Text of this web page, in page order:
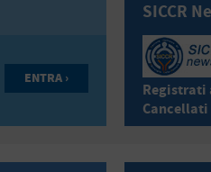
SICCR
Registrati